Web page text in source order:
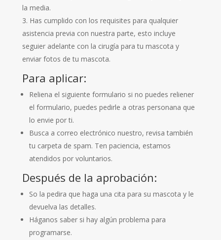
la media.
Has cumplido con los requisites para qualquier
asistencia previa con nuestra parte, esto incluye
seguier adelante con la cirugía para tu mascota y
enviar fotos de tu mascota.
Para aplicar:
Reliena el siguiente formulario si no puedes reliener
el formulario, puedes pedirle a otras personana que
lo envie por ti.
Busca a correo electrónico nuestro, revisa también
tu carpeta de spam. Ten paciencia, estamos
atendidos por voluntarios.
Después de la aprobación:
So la pedira que haga una cita para su mascota y le
devuelva las detalles.
Háganos saber si hay algún problema para
programarse.